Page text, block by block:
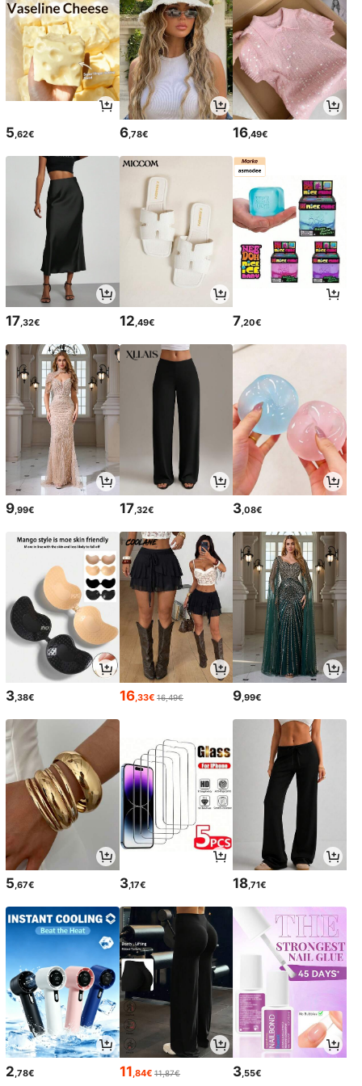
5,62€ 6,78€ 16,49€
17 ,32€ 12 ,49€ 7 ,20€
9 ,99€ 17 ,32€ 3 ,08€
3,38€ 16,33€ 16,49€ 9,99€
5,67€ 3,17€ 18,71€
2 ,78€ 11 ,84€ 11,87€ 3 ,55€